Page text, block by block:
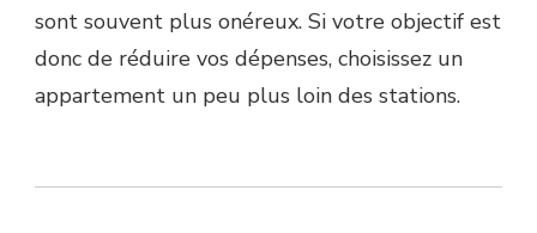
sont souvent plus onéreux. Si votre objectif est
donc de réduire vos dépenses, choisissez un
appartement un peu plus loin des stations.